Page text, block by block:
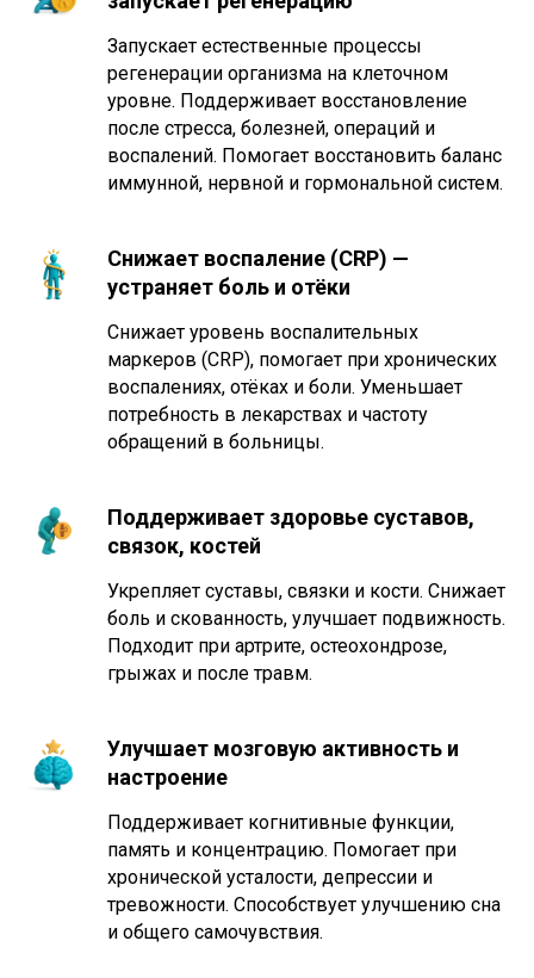
Запускает естественные процессы
регенерации организма на клеточном
уровне. Поддерживает восстановление
после стресса, болезней, операций и
воспалений. Помогает восстановить баланс
иммунной, нервной и гормональной систем.
Снижает воспаление (CRP) —
устраняет боль и отёки
Снижает уровень воспалительных
маркеров (CRP), помогает при хронических
воспалениях, отёках и боли. Уменьшает
потребность в лекарствах и частоту
обращений в больницы.
Поддерживает здоровье суставов,
связок, костей
Укрепляет суставы, связки и кости. Снижает
боль и скованность, улучшает подвижность.
Подходит при артрите, остеохондрозе,
грыжах и после травм.
Улучшает мозговую активность и
настроение
Поддерживает когнитивные функции,
память и концентрацию. Помогает при
хронической усталости, депрессии и
тревожности. Способствует улучшению сна
и общего самочувствия.